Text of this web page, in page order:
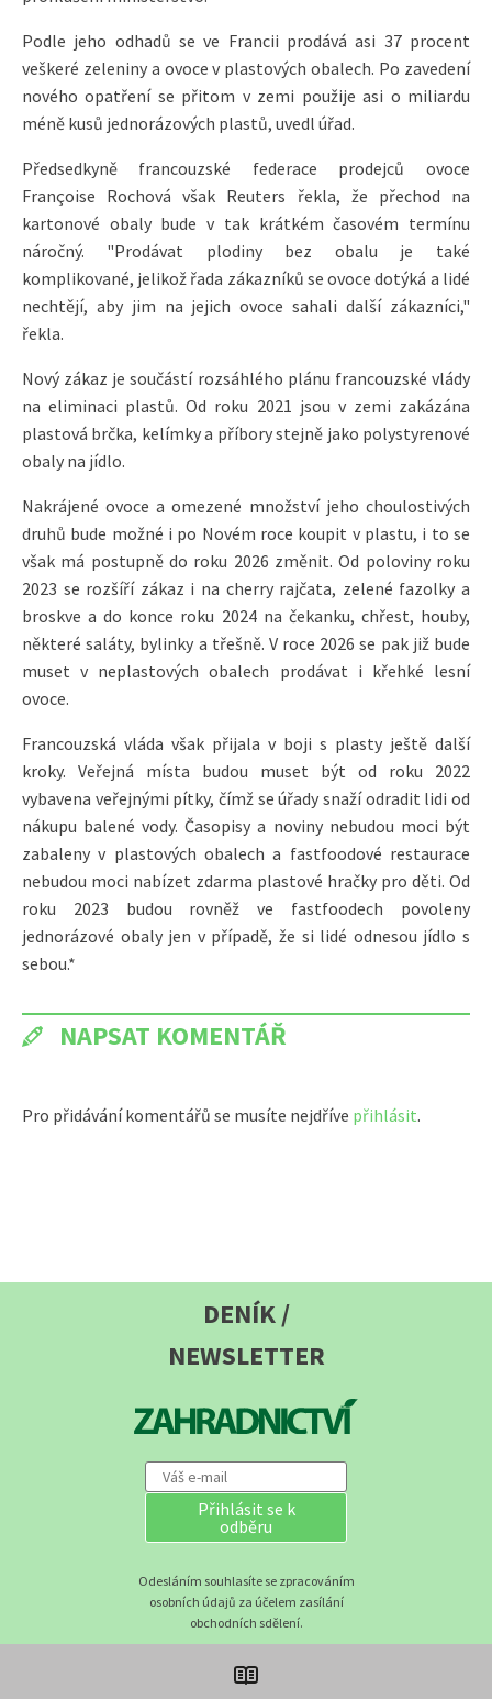
Podle jeho odhadů se ve Francii prodává asi 37 procent
veškeré zeleniny a ovoce v plastových obalech. Po zavedení
nového opatření se přitom v zemi použije asi o miliardu
méně kusů jednorázových plastů, uvedl úřad.
Předsedkyně francouzské federace prodejců ovoce
Françoise Rochová však Reuters řekla, že přechod na
kartonové obaly bude v tak krátkém časovém termínu
náročný. "Prodávat plodiny bez obalu je také
komplikované, jelikož řada zákazníků se ovoce dotýká a lidé
nechtějí, aby jim na jejich ovoce sahali další zákazníci,"
řekla.
Nový zákaz je součástí rozsáhlého plánu francouzské vlády
na eliminaci plastů. Od roku 2021 jsou v zemi zakázána
plastová brčka, kelímky a příbory stejně jako polystyrenové
obaly na jídlo.
Nakrájené ovoce a omezené množství jeho choulostivých
druhů bude možné i po Novém roce koupit v plastu, i to se
však má postupně do roku 2026 změnit. Od poloviny roku
2023 se rozšíří zákaz i na cherry rajčata, zelené fazolky a
broskve a do konce roku 2024 na čekanku, chřest, houby,
některé saláty, bylinky a třešně. V roce 2026 se pak již bude
muset v neplastových obalech prodávat i křehké lesní
ovoce.
Francouzská vláda však přijala v boji s plasty ještě další
kroky. Veřejná místa budou muset být od roku 2022
vybavena veřejnými pítky, čímž se úřady snaží odradit lidi od
nákupu balené vody. Časopisy a noviny nebudou moci být
zabaleny v plastových obalech a fastfoodové restaurace
nebudou moci nabízet zdarma plastové hračky pro děti. Od
roku 2023 budou rovněž ve fastfoodech povoleny
jednorázové obaly jen v případě, že si lidé odnesou jídlo s
sebou.*
NAPSAT KOMENTÁŘ
Pro přidávání komentářů se musíte nejdříve přihlásit.
DENÍK /
NEWSLETTER
Přihlásit se k
odběru
Odesláním souhlasíte se zpracováním
osobních údajů za účelem zasílání
obchodních sdělení.